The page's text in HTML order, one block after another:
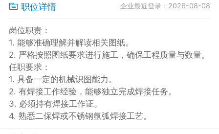
职位详情 企业最近登录：2026-08-08
岗位职责：
1. 能够准确理解并解读相关图纸。
2. 严格按照图纸要求进行施工，确保工程质量与数量。
任职要求：
1. 具备一定的机械识图能力。
2. 有焊接工作经验，能够独立完成焊接任务。
3. 必须持有焊接工作证。
4. 熟悉二保焊或不锈钢氩弧焊接工艺。